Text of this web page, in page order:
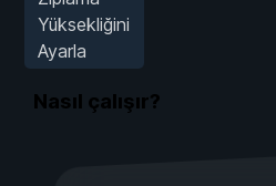
Yüksekliğini
Ayarla
Nasıl çalışır?